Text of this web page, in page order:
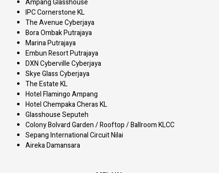
Ampang Glasshouse
IPC Cornerstone KL
The Avenue Cyberjaya
Bora Ombak Putrajaya
Marina Putrajaya
Embun Resort Putrajaya
DXN Cyberville Cyberjaya
Skye Glass Cyberjaya
The Estate KL
Hotel Flamingo Ampang
Hotel Chempaka Cheras KL
Glasshouse Seputeh
Colony Bolvard Garden / Rooftop / Ballroom KLCC
Sepang International Circuit Nilai
Aireka Damansara